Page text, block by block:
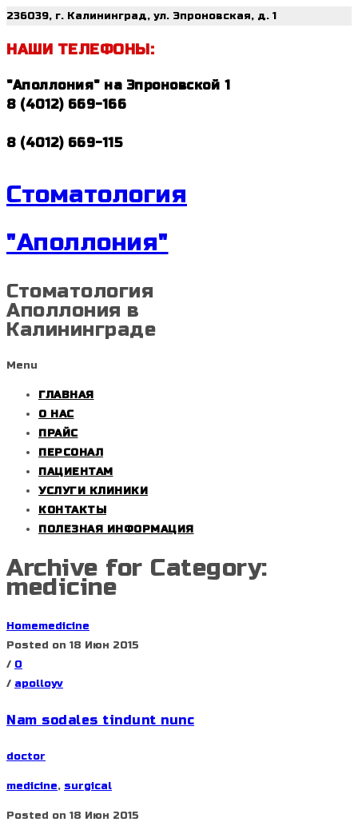
236039, г. Калининград, ул. Эпроновская, д. 1
НАШИ ТЕЛЕФОНЫ:
"Аполлония" на Эпроновской 1
8 (4012) 669-166
8 (4012) 669-115
Стоматология
"Аполлония"
Стоматология
Аполлония в
Калининграде
Menu
ГЛАВНАЯ
О НАС
ПРАЙС
ПЕРСОНАЛ
ПАЦИЕНТАМ
УСЛУГИ КЛИНИКИ
КОНТАКТЫ
ПОЛЕЗНАЯ ИНФОРМАЦИЯ
Archive for Category:
medicine
Homemedicine
Posted on 18 Июн 2015
/ 0
/ apolloyv
Nam sodales tindunt nunc
doctor
medicine, surgical
Posted on 18 Июн 2015